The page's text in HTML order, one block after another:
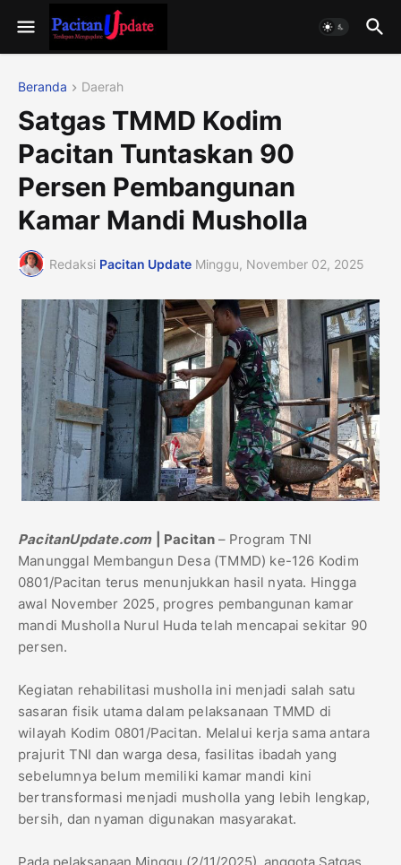
Beranda Daerah
Satgas TMMD Kodim
Pacitan Tuntaskan 90
Persen Pembangunan
Kamar Mandi Musholla
Redaksi Pacitan Update Minggu, November 02, 2025
PacitanUpdate.com | Pacitan – Program TNI
Manunggal Membangun Desa (TMMD) ke-126 Kodim
0801/Pacitan terus menunjukkan hasil nyata. Hingga
awal November 2025, progres pembangunan kamar
mandi Musholla Nurul Huda telah mencapai sekitar 90
persen.
Kegiatan rehabilitasi musholla ini menjadi salah satu
sasaran fisik utama dalam pelaksanaan TMMD di
wilayah Kodim 0801/Pacitan. Melalui kerja sama antara
prajurit TNI dan warga desa, fasilitas ibadah yang
sebelumnya belum memiliki kamar mandi kini
bertransformasi menjadi musholla yang lebih lengkap,
bersih, dan nyaman digunakan masyarakat.